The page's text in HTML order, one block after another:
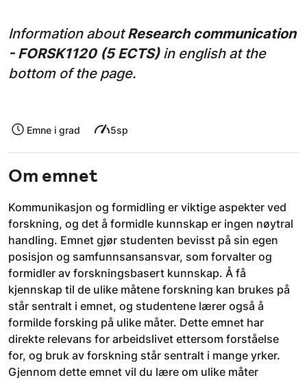
Information aboutResearch communication
- FORSK1120 (5 ECTS)in english at the
bottom of the page.
Emne i grad 5sp
Om emnet
Kommunikasjon og formidling er viktige aspekter ved
forskning, og det å formidle kunnskap er ingen nøytral
handling. Emnet gjør studenten bevisst på sin egen
posisjon og samfunnsansansvar, som forvalter og
formidler av forskningsbasert kunnskap. Å få
kjennskap til de ulike måtene forskning kan brukes på
står sentralt i emnet, og studentene lærer også å
formilde forsking på ulike måter. Dette emnet har
direkte relevans for arbeidslivet ettersom forståelse
for, og bruk av forskning står sentralt i mange yrker.
Gjennom dette emnet vil du lære om ulike måter